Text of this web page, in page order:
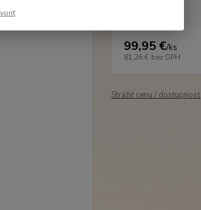
99,95 €/ks
81,26 € bez DPH
Strážiť cenu / dostupnosť